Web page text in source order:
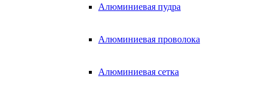
Алюминиевая пудра
Алюминиевая проволока
Алюминиевая сетка